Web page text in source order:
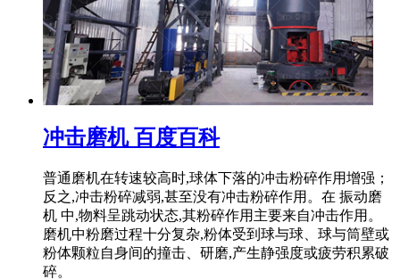
冲击磨机 百度百科
普通磨机在转速较高时,球体下落的冲击粉碎作用增强；
反之,冲击粉碎减弱,甚至没有冲击粉碎作用。在 振动磨
机 中,物料呈跳动状态,其粉碎作用主要来自冲击作用。
磨机中粉磨过程十分复杂,粉体受到球与球、球与筒壁或
粉体颗粒自身间的撞击、研磨,产生静强度或疲劳积累破
碎。